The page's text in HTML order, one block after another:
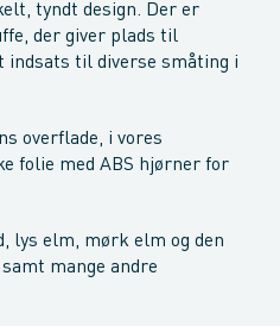
tyndt design. Der er
der giver plads til
indsats til diverse småting i
overflade, i vores
folie med ABS hjørner for
lys elm, mørk elm og den
mange andre